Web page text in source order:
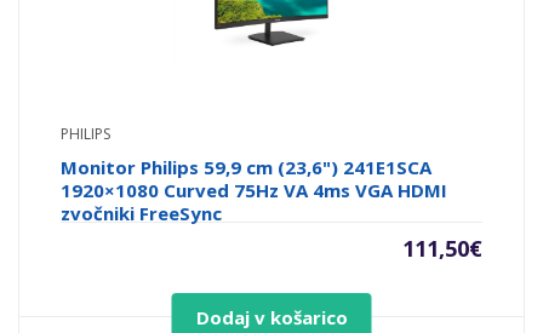
PHILIPS
Monitor Philips 59,9 cm (23,6") 241E1SCA
1920×1080 Curved 75Hz VA 4ms VGA HDMI
zvočniki FreeSync
111,50€
Dodaj v košarico